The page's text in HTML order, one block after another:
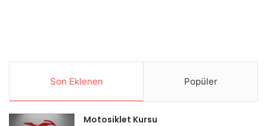
Son Eklenen Popüler
Motosiklet Kursu